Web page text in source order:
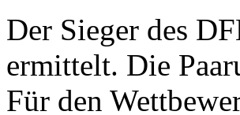
Der Sieger des
ermittelt. Die
Für den